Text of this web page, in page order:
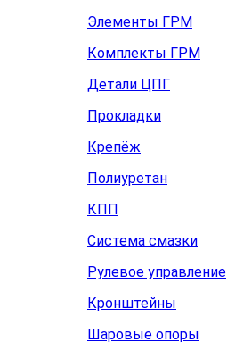
Элементы ГРМ
Комплекты ГРМ
Детали ЦПГ
Прокладки
Крепёж
Полиуретан
КПП
Система смазки
Рулевое управление
Кронштейны
Шаровые опоры